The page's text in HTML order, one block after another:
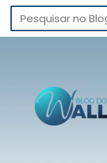
Pular
conteúdo